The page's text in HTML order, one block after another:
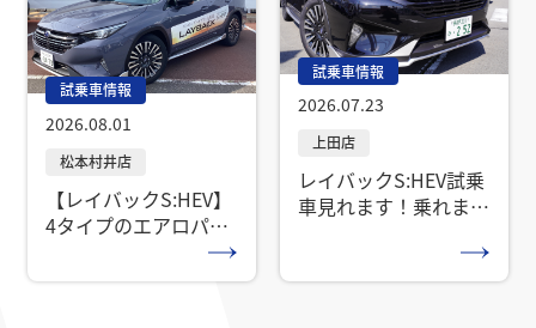
試乗車情報
2026.08.01
【レイバックS:HEV】
4タイプのエアロパッ
試乗車情報
2026.07.23
レイバックS:HEV試乗
車見れます！乗れま